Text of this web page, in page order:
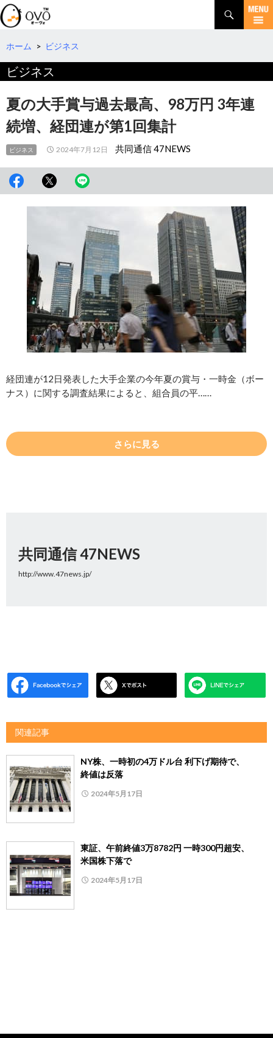
検
索
コ
テ
へ
移
動
ホーム > ビジネス
ビジネス
夏の大手賞与過去最高、98万円 3年連
続増、経団連が第1回集計
ビジネス 2024年7月12日 共同通信 47NEWS
経団連が12日発表した大手企業の今年夏の賞与・一時金（ボー
ナス）に関する調査結果によると、組合員の平……
さらに見る
共同通信 47NEWS
http://www.47news.jp/
関連記事
NY株、一時初の4万ドル台 利下げ期待で、
終値は反落
2024年5月17日
東証、午前終値3万8782円 一時300円超安、
米国株下落で
2024年5月17日